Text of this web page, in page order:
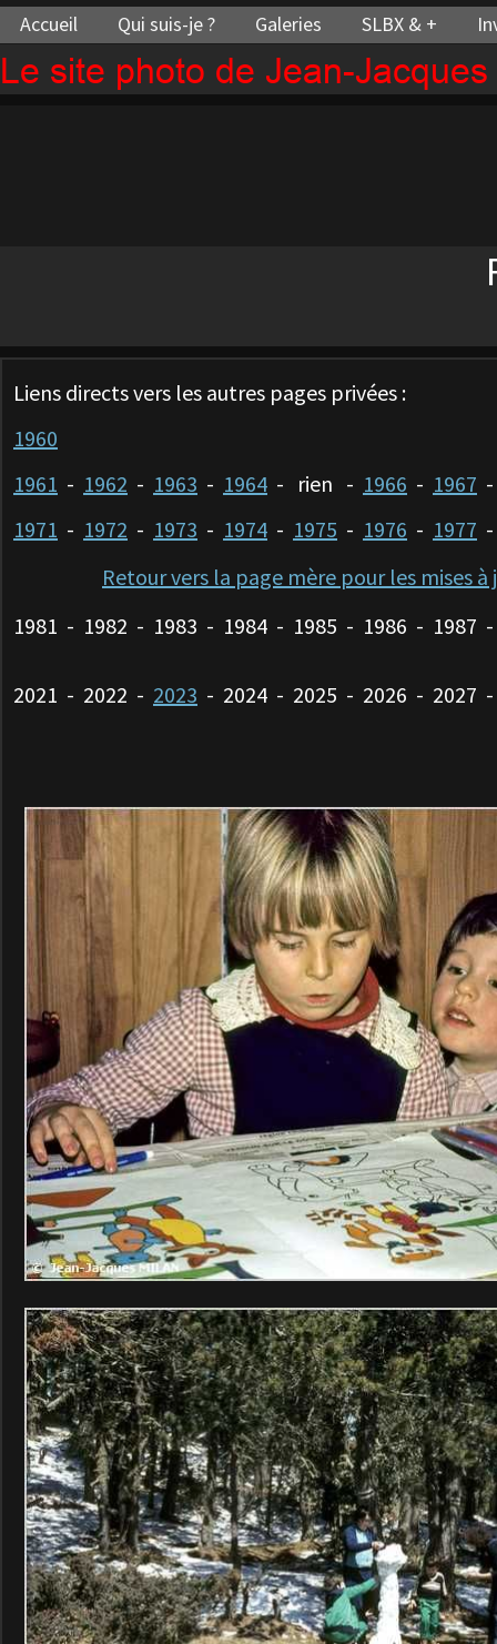
Le site photo de Jean-
Accueil Qui suis-je ? Galeries SLBX & +
Liens directs vers les autres pages privées :
1960
1961 - 1962 - 1963 - 1964 - rien - 1966 - 1967
1971 - 1972 - 1973 - 1974 - 1975 - 1976 - 1977
Retour vers la page mère pour les mises
1981 - 1982 - 1983 - 1984 - 1985 - 1986 - 1987
2021 - 2022 - 2023 - 2024 - 2025 - 2026 - 2027